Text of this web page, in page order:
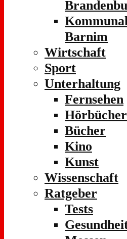
Barnim
Wirtschaft
Sport
Unterhaltung
Fernsehen
Hörbücher
Bücher
Kino
Kunst
Wissenschaft
Ratgeber
Tests